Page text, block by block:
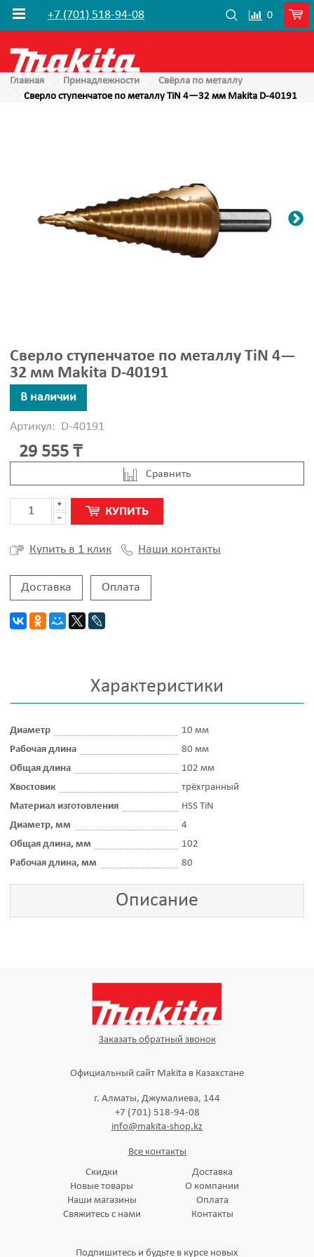
+7 (701) 518-94-08 0
Главная Принадлежности
Свёрла по металлу
Сверло ступенчатое по металлу TiN 4—32 мм Makita D-40191
Сверло ступенчатое по металлу TiN 4—
32 мм Makita D-40191
В наличии
Артикул: D-40191
29 555 ₸
Cравнить
КУПИТЬ
Купить в 1 клик Наши контакты
Доставка Оплата
Характеристики
Диаметр
10 мм
Рабочая длина
80 мм
Общая длина
102 мм
Хвостовик
трёхгранный
Материал изготовления
HSS TiN
Диаметр, мм
4
Общая длина, мм
102
Рабочая длина, мм
80
Описание
Заказать обратный звонок
Официальный сайт Makita в Казахстане
г. Алматы, Джумалиева, 144
+7 (701) 518-94-08
info@makita-shop.kz
Все контакты
Скидки
Новые товары
Наши магазины
Свяжитесь с нами
Доставка
О компании
Оплата
Контакты
Подпишитесь и будьте в курсе новых